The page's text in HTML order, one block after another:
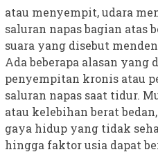
atau menyempit, udara
saluran napas bagian atas
suara yang disebut
Ada beberapa alasan yang
penyempitan kronis atau
saluran napas saat tidur.
atau kelebihan berat
gaya hidup yang tidak
hingga faktor usia dapat